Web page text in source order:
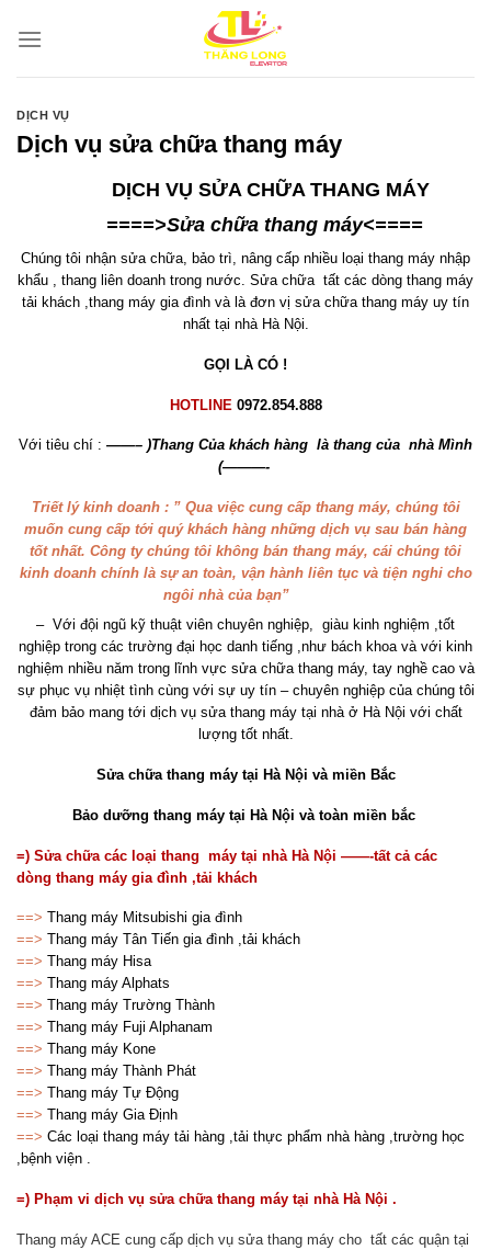
qua
DỊCH VỤ
Dịch vụ sửa chữa thang máy
DỊCH VỤ SỬA CHỮA THANG MÁY
====>Sửa chữa thang máy<====
Chúng tôi nhận sửa chữa, bảo trì, nâng cấp nhiều loại thang máy nhập
khẩu , thang liên doanh trong nước. Sửa chữa tất các dòng thang máy
tải khách ,thang máy gia đình và là đơn vị sửa chữa thang máy uy tín
nhất tại nhà Hà Nội.
GỌI LÀ CÓ !
HOTLINE 0972.854.888
Với tiêu chí : ——– )Thang Của khách hàng là thang của nhà Mình
(———-
Triết lý kinh doanh : ” Qua việc cung cấp thang máy, chúng tôi
muốn cung cấp tới quý khách hàng những dịch vụ sau bán hàng
tốt nhất. Công ty chúng tôi không bán thang máy, cái chúng tôi
kinh doanh chính là sự an toàn, vận hành liên tục và tiện nghi cho
ngôi nhà của bạn”
– Với đội ngũ kỹ thuật viên chuyên nghiệp, giàu kinh nghiệm ,tốt
nghiệp trong các trường đại học danh tiếng ,như bách khoa và với kinh
nghiệm nhiều năm trong lĩnh vực sửa chữa thang máy, tay nghề cao và
sự phục vụ nhiệt tình cùng với sự uy tín – chuyên nghiệp của chúng tôi
đảm bảo mang tới dịch vụ sửa thang máy tại nhà ở Hà Nội với chất
lượng tốt nhất.
Sửa chữa thang máy tại Hà Nội và miền Bắc
Bảo dưỡng thang máy tại Hà Nội và toàn miền bắc
=) Sửa chữa các loại thang máy tại nhà Hà Nội ——-tất cả các
dòng thang máy gia đình ,tải khách
==> Thang máy Mitsubishi gia đình
==> Thang máy Tân Tiến gia đình ,tải khách
==> Thang máy Hisa
==> Thang máy Alphats
==> Thang máy Trường Thành
==> Thang máy Fuji Alphanam
==> Thang máy Kone
==> Thang máy Thành Phát
==> Thang máy Tự Động
==> Thang máy Gia Định
==> Các loại thang máy tải hàng ,tải thực phẩm nhà hàng ,trường học
,bệnh viện .
=) Phạm vi dịch vụ sửa chữa thang máy tại nhà Hà Nội .
Thang máy ACE cung cấp dịch vụ sửa thang máy cho tất các quận tại